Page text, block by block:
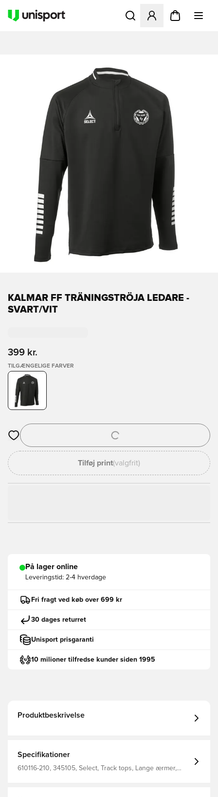
Åbner en Modal til at
KALMAR FF TRÄNINGSTRÖJA LEDARE -
SVART/VIT
399 kr.
TILGÆNGELIGE FARVER
Åbner en Modal til at logge ind eller tilmelde dig som medlem
Tilføj print(valgfrit)
På lager online
Leveringstid: 2-4 hverdage
Fri fragt ved køb over 699 kr
30 dages returret
Unisport prisgaranti
10 milioner tilfredse kunder siden 1995
Produktbeskrivelse
Specifikationer
610116-210, 345105, Select, Track tops, Lange ærmer,